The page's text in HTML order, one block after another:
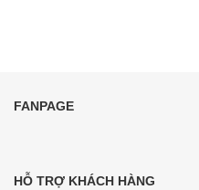
FANPAGE
HỖ TRỢ KHÁCH HÀNG